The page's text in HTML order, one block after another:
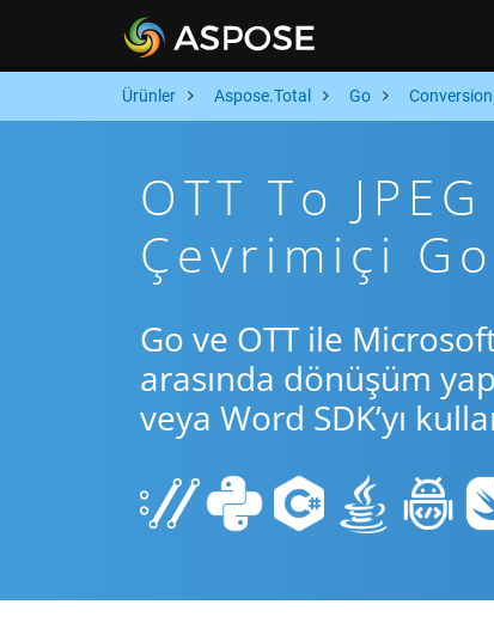
Ürünler Aspose.Total Go Conversion
OTT To
Çevrimiçi
Go ve OTT ile
arasında dönüşüm
veya Word SDK’yı